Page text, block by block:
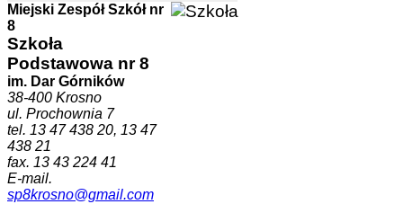
Miejski Zespół Szkół nr
8
Szkoła
Podstawowa nr 8
im. Dar Górników
38-400 Krosno
ul. Prochownia 7
tel. 13 47 438 20, 13 47
438 21
fax. 13 43 224 41
E-mail.
sp8krosno@gmail.com